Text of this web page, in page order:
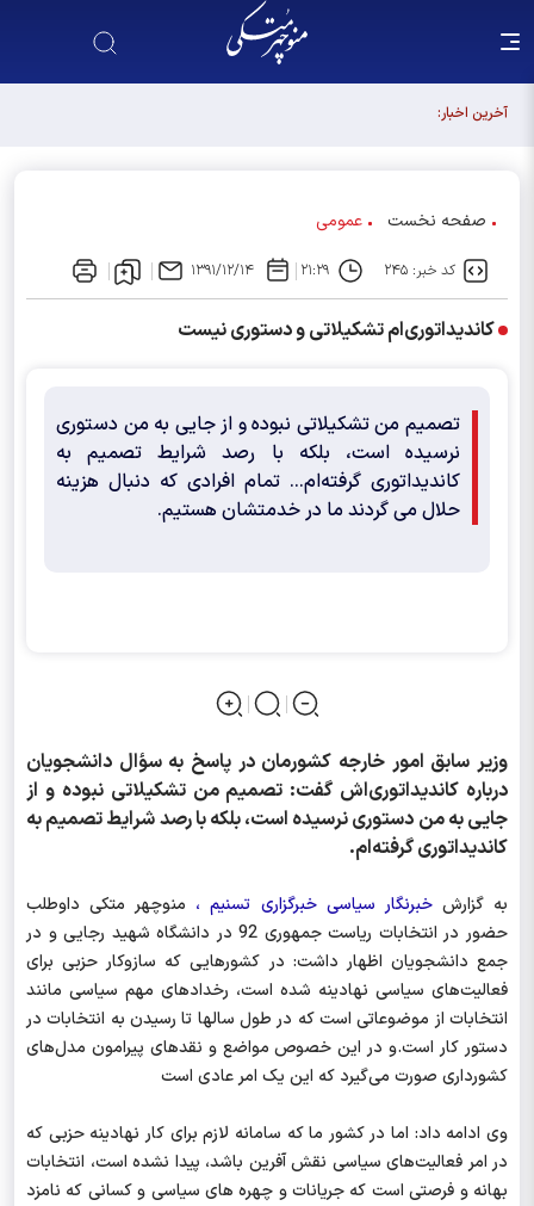
آخرین اخبار:
صفحه نخست عمومی
کد خبر: ۲۴۵ ۲۱:۲۹ ۱۳۹۱/۱۲/۱۴
کاندیداتوری‌ام تشکیلاتی و دستوری نیست
تصمیم من تشکیلاتی نبوده و از جایی به من دستوری
نرسیده است، بلکه با رصد شرایط تصمیم به
کاندیداتوری گرفته‌ام... تمام افرادی که دنبال هزینه
حلال می گردند ما در خدمتشان هستیم.
وزیر سابق امور خارجه کشورمان در پاسخ به سؤال دانشجویان
درباره کاندیداتوری‌اش گفت: تصمیم من تشکیلاتی نبوده و از
جایی به من دستوری نرسیده است، بلکه با رصد شرایط تصمیم به
کاندیداتوری گرفته‌ام.
به گزارشخبرنگار سیاسی خبرگزاری تسنیم ، منوچهر متکی داوطلب
حضور در انتخابات ریاست جمهوری 92 در دانشگاه شهید رجایی و در
جمع دانشجویان اظهار داشت: در کشورهایی که سازوکار حزبی برای
فعالیت‌های سیاسی نهادینه شده است، رخدادهای مهم سیاسی مانند
انتخابات از موضوعاتی است که در طول سالها تا رسیدن به انتخابات در
دستور کار است.و در این خصوص مواضع و نقدهای پیرامون مدل‌های
کشورداری صورت می‌گیرد که این یک امر عادی است
وی ادامه داد: اما در کشور ما که سامانه لازم برای کار نهادینه حزبی که
در امر فعالیت‌های سیاسی نقش آفرین باشد، پیدا نشده است، انتخابات
بهانه و فرصتی است که جریانات و چهره های سیاسی و کسانی که نامزد